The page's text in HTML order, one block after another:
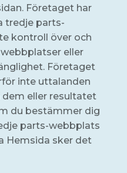
Företaget har
tredje parts-
kontroll över och
eller
Företaget
inte uttalanden
eller resultatet
du bestämmer dig
parts-webbplats
Hemsida sker det